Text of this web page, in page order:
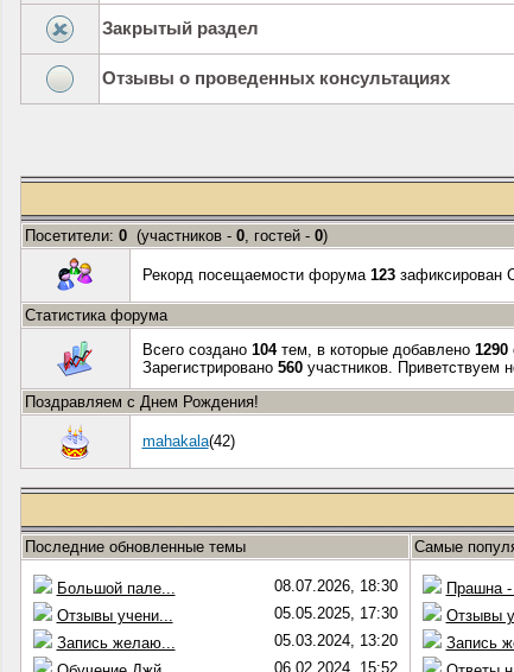
Закрытый раздел
Отзывы о проведенных консультациях
Посетители: 0(участников - 0, гостей - 0)
Рекорд посещаемости форума 123зафиксирован
Статистика форума
Всего создано 104тем, в которые добавлено 1290
Зарегистрировано 560участников. Приветствуем
Поздравляем с Днем Рождения!
mahakala(42)
Последние обновленные темы Самые
Большой пале...
08.07.2026, 18:30
Отзывы учени...
05.05.2025, 17:30
Запись желаю...
05.03.2024, 13:20
06.02.2024, 15:52
Прашна
Отзывы
Запись